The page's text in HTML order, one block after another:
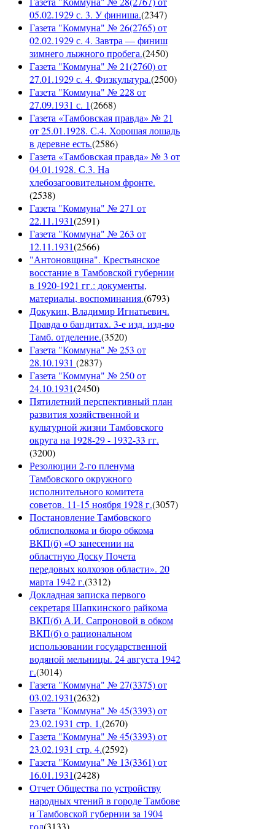
05.02.1929 с. 3. У финиша.(2347)
Газета "Коммуна" № 26(2765) от
02.02.1929 с. 4. Завтра — финиш
зимнего лыжного пробега.(2450)
Газета "Коммуна" № 21(2760) от
27.01.1929 с. 4. Физкультура.(2500)
Газета "Коммуна" № 228 от
27.09.1931 с. 1(2668)
Газета «Тамбовская правда» № 21
от 25.01.1928. С.4. Хорошая лошадь
в деревне есть.(2586)
Газета «Тамбовская правда» № 3 от
04.01.1928. С.3. На
хлебозагоовительном фронте.
(2538)
Газета "Коммуна" № 271 от
22.11.1931(2591)
Газета "Коммуна" № 263 от
12.11.1931(2566)
"Антоновщина". Крестьянское
восстание в Тамбовской губернии
в 1920-1921 гг.: документы,
материалы, воспоминания.(6793)
Докукин, Владимир Игнатьевич.
Правда о бандитах. 3-е изд. изд-во
Тамб. отделение.(3520)
Газета "Коммуна" № 253 от
28.10.1931 (2837)
Газета "Коммуна" № 250 от
24.10.1931(2450)
Пятилетний перспективный план
развития хозяйственной и
культурной жизни Тамбовского
округа на 1928-29 - 1932-33 гг.
(3200)
Резолюции 2-го пленума
Тамбовского окружного
исполнительного комитета
советов. 11-15 ноября 1928 г.(3057)
Постановление Тамбовского
облисполкома и бюро обкома
ВКП(б) «О занесении на
областную Доску Почета
передовых колхозов области». 20
марта 1942 г.(3312)
Докладная записка первого
секретаря Шапкинского райкома
ВКП(б) А.И. Сапроновой в обком
ВКП(б) о рациональном
использовании государственной
водяной мельницы. 24 августа 1942
г.(3014)
Газета "Коммуна" № 27(3375) от
03.02.1931(2632)
Газета "Коммуна" № 45(3393) от
23.02.1931 стр. 1.(2670)
Газета "Коммуна" № 45(3393) от
23.02.1931 стр. 4.(2592)
Газета "Коммуна" № 13(3361) от
16.01.1931(2428)
Отчет Общества по устройству
народных чтений в городе Тамбове
и Тамбовской губернии за 1904